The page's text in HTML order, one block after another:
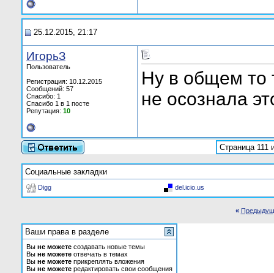
25.12.2015, 21:17
ИгорьЗ
Пользователь
Регистрация: 10.12.2015
Сообщений: 57
Спасибо: 1
Спасибо 1 в 1 посте
Репутация: 10
Ну в общем то
не осознала
Страница 111
Социальные закладки
Digg del.icio.us
«
Ваши права в разделе
Вы не можете создавать новые темы
Вы не можете отвечать в темах
Вы не можете прикреплять вложения
Вы не можете редактировать свои сообщения